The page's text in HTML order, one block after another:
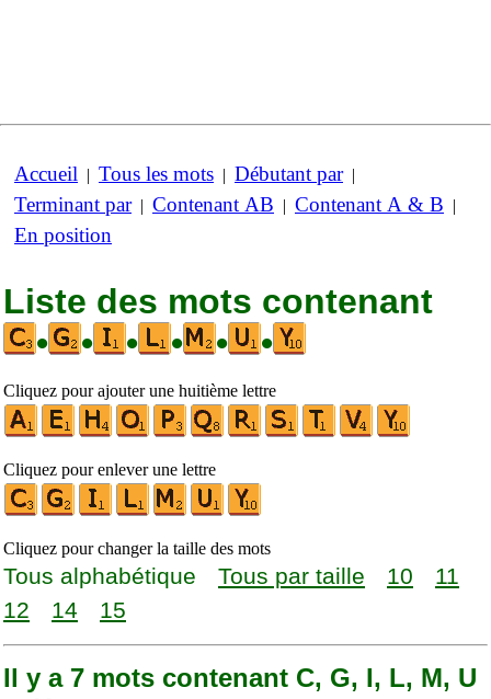
Accueil | Tous les mots | Débutant par|
Terminant par| Contenant AB | Contenant A & B |
En position
Liste des mots contenant
•
• • • • •
Cliquez pour ajouter une huitième lettre
Cliquez pour enlever une lettre
Cliquez pour changer la taille des mots
Tous alphabétique Tous par taille 10
11
12
14 15
Il y a 7 mots contenant C, G, I, L, M, U